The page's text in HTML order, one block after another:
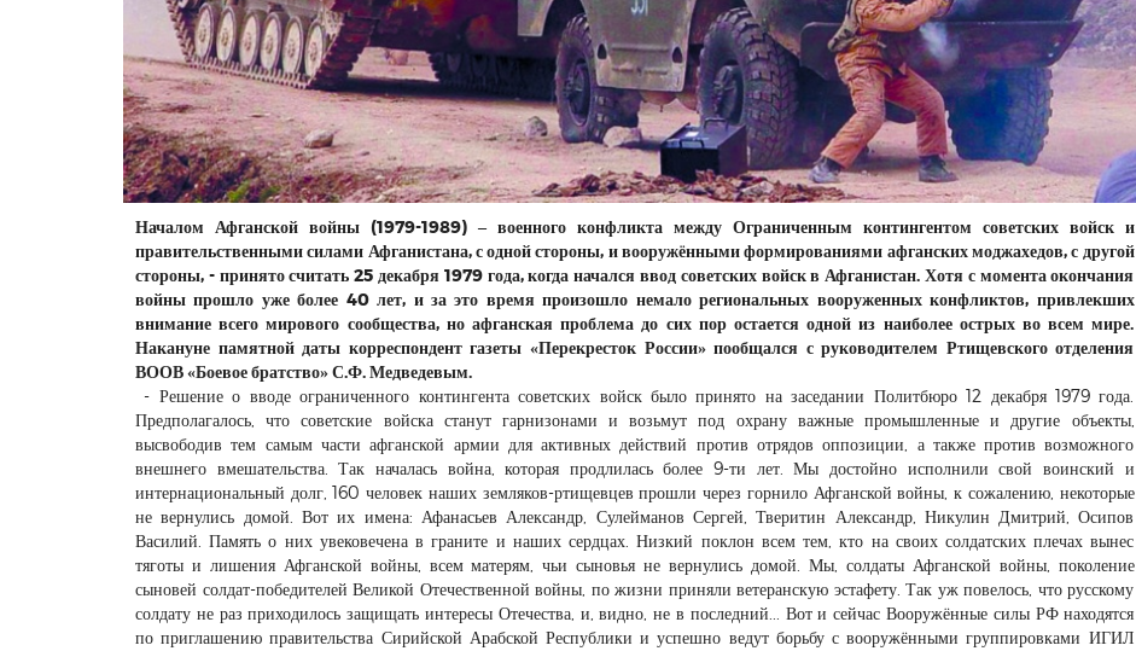
Началом Афганской войны (1979-1989) – военного конфликта между Ограниченным контингентом советских войск и
правительственными силами Афганистана, с одной стороны, и вооружёнными формированиями афганских моджахедов, с другой
стороны, - принято считать 25 декабря 1979 года, когда начался ввод советских войск в Афганистан. Хотя с момента окончания
войны прошло уже более 40 лет, и за это время произошло немало региональных вооруженных конфликтов, привлекших
внимание всего мирового сообщества, но афганская проблема до сих пор остается одной из наиболее острых во всем мире.
Накануне памятной даты корреспондент газеты «Перекресток России» пообщался с руководителем Ртищевского отделения
ВООВ «Боевое братство» С.Ф. Медведевым.
- Решение о вводе ограниченного контингента советских войск было принято на заседании Политбюро 12 декабря 1979 года.
Предполагалось, что советские войска станут гарнизонами и возьмут под охрану важные промышленные и другие объекты,
высвободив тем самым части афганской армии для активных действий против отрядов оппозиции, а также против возможного
внешнего вмешательства. Так началась война, которая продлилась более 9-ти лет. Мы достойно исполнили свой воинский и
интернациональный долг, 160 человек наших земляков-ртищевцев прошли через горнило Афганской войны, к сожалению, некоторые
не вернулись домой. Вот их имена: Афанасьев Александр, Сулейманов Сергей, Тверитин Александр, Никулин Дмитрий, Осипов
Василий. Память о них увековечена в граните и наших сердцах. Низкий поклон всем тем, кто на своих солдатских плечах вынес
тяготы и лишения Афганской войны, всем матерям, чьи сыновья не вернулись домой. Мы, солдаты Афганской войны, поколение
сыновей солдат-победителей Великой Отечественной войны, по жизни приняли ветеранскую эстафету. Так уж повелось, что русскому
солдату не раз приходилось защищать интересы Отечества, и, видно, не в последний... Вот и сейчас Вооружённые силы РФ находятся
по приглашению правительства Сирийской Арабской Республики и успешно ведут борьбу с вооружёнными группировками ИГИЛ